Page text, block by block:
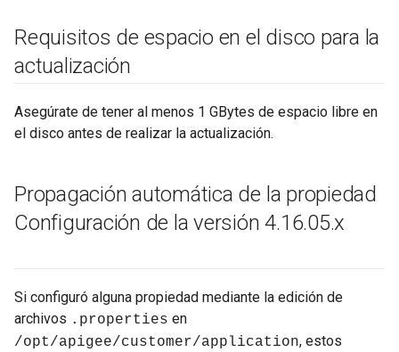
Requisitos de espacio en el disco para la
actualización
Asegúrate de tener al menos 1 GBytes de espacio libre en
el disco antes de realizar la actualización.
Propagación automática de la propiedad
Configuración de la versión 4.16.05.x
Si configuró alguna propiedad mediante la edición de
archivos .properties en
/opt/apigee/customer/application, estos